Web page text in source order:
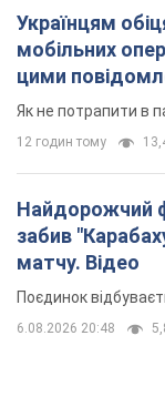
Українцям
мобільних
цими
Як не потрапити в
12 годин тому
Найдорожчий
забив
матчу. Відео
Поєдинок
6.08.2026 20:48